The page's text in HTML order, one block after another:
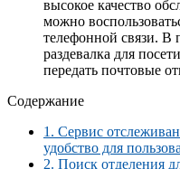
высокое качество
можно
телефонной связи. В
раздевалка для
передать почтовые
Содержание
1. Сервис
удобство для
2. Поиск отделения